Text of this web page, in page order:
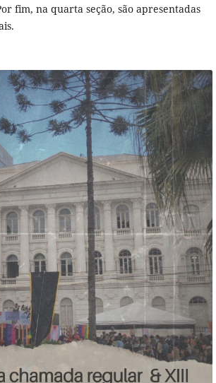
fim, na quarta seção, são apresentadas